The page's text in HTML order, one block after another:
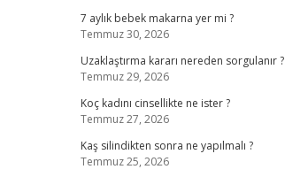
7 aylık bebek makarna yer mi ?
Temmuz 30, 2026
Uzaklaştırma kararı nereden sorgulanır ?
Temmuz 29, 2026
Koç kadını cinsellikte ne ister ?
Temmuz 27, 2026
Kaş silindikten sonra ne yapılmalı ?
Temmuz 25, 2026